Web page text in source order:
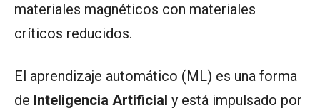
materiales magnéticos con materiales
críticos reducidos.
El aprendizaje automático (ML) es una forma
de Inteligencia Artificial y está impulsado por